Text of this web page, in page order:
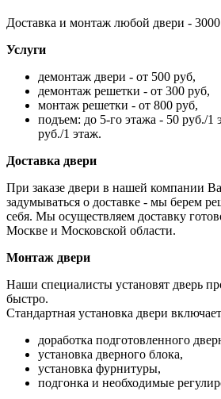
Доставка и монтаж любой двери -
Услуги
демонтаж двери - от 500 руб,
демонтаж решетки - от 300 руб,
монтаж решетки - от 800 руб,
подъем: до 5-го этажа - 50 руб./1
руб./1 этаж.
Доставка двери
При заказе двери в нашей компании
задумываться о доставке - мы берем
себя. Мы осуществляем доставку
Москве и Московской области.
Монтаж двери
Наши специалисты установят дверь
быстро.
Стандартная установка двери
доработка подготовленного
установка дверного блока,
установка фурнитуры,
подгонка и необходимые